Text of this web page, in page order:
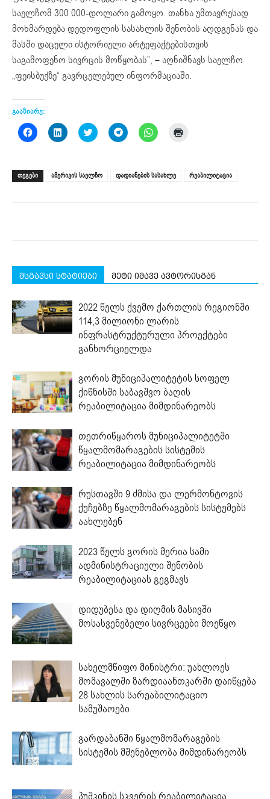
საელჩომ 300 000-დოლარი გამოყო. თანხა უმთავრესად
მოხმარდება დედოფლის სასახლის შენობის აღდგენას და
მასში დაცული ისტორიული არტეფაქტებისთვის
საგამოფენო სივრცის მოწყობას”, – აღნიშნავს საელჩო
„ფეისბუქზე“ გავრცელებულ ინფორმაციაში.
გააზიარე:
Click
to
(Opens
in
new
Click
to
(Opens
in
Click
to
(Opens
in
Click
to
(Opens
in
Click
to
(Opens
in
new
window)
ᲗᲔᲒᲔᲑᲘ ამერიკის საელჩო დადიანების სასახლე რეაბილიტაცია
მსგავსი სტატიები მეტი იმავე ავტორისგან
2022 წელს ქვემო ქართლის რეგიონში
114,3 მილიონი ლარის
ინფრასტრუქტურული პროექტები
განხორციელდა
გორის მუნიციპალიტეტის სოფელ
ქიწნისში საბავშვო ბაღის
რეაბილიტაცია მიმდინარეობს
თეთრიწყაროს მუნიციპალიტეტში
წყალმომარაგების სისტემის
რეაბილიტაცია მიმდინარეობს
რუსთავში 9 ძმისა და ლერმონტოვის
ქუჩებზე წყალმომარაგების სისტემებს
აახლებენ
2023 წელს გორის მერია სამი
ადმინისტრაციული შენობის
რეაბილიტაციას გეგმავს
დიდუბესა და დიღმის მასივში
მოსასვენებელი სივრცეები მოეწყო
სახელმწიფო მინისტრი: უახლოეს
მომავალში ზარდიაანთკარში დაიწყება
28 სახლის სარეაბილიტაციო
სამუშაოები
გარდაბანში წყალმომარაგების
სისტემის მშენებლობა მიმდინარეობს